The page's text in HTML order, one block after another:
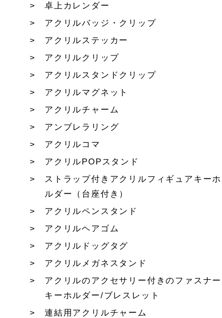
卓上カレンダー
アクリルバッジ・クリップ
アクリルステッカー
アクリルクリップ
アクリルスタンドクリップ
アクリルマグネット
アクリルチャーム
アンブレラリング
アクリルコマ
アクリルPOPスタンド
ストラップ付きアクリルフィギュアキーホ
ルダー（台座付き）
アクリルペンスタンド
アクリルヘアゴム
アクリルドッグタグ
アクリルメガネスタンド
アクリルのアクセサリー付きのファスナー
キーホルダー/ブレスレット
連結用アクリルチャーム